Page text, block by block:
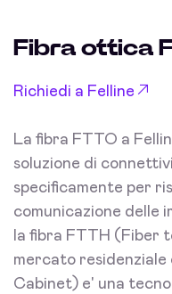
Fibra ottica
Richiedi a Felline
La fibra FTTO a
soluzione di
specificamente per
comunicazione delle
la fibra FTTH (Fiber
mercato
Cabinet) e' una